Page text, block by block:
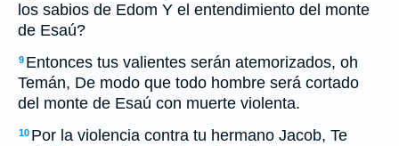
los sabios de Edom Y el entendimiento del monte
de Esaú?
9 Entonces tus valientes serán atemorizados, oh
Temán, De modo que todo hombre será cortado
del monte de Esaú con muerte violenta.
10 Por la violencia contra tu hermano Jacob, Te